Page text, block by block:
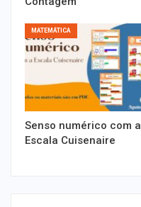
MATEMÁTICA
Senso numérico com a
Escala Cuisenaire